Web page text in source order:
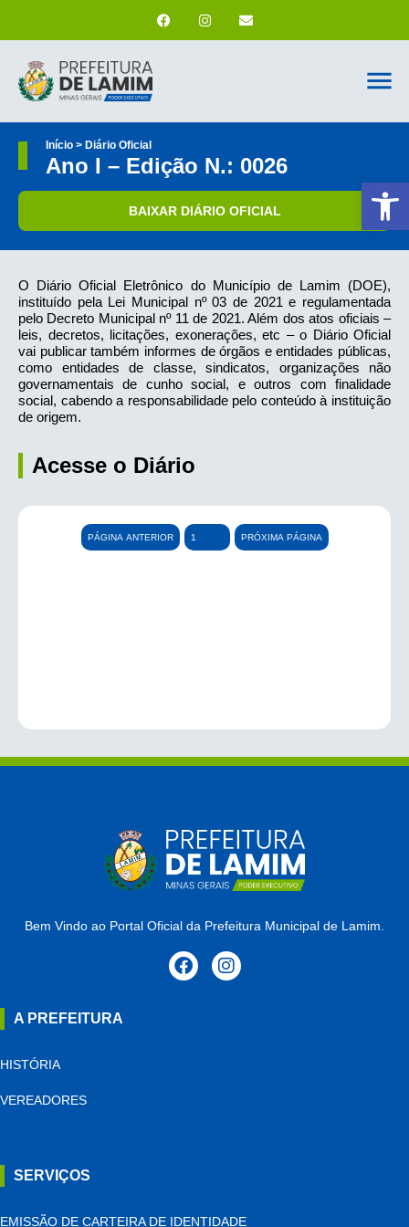
Início > Diário Oficial
Ano I – Edição N.: 0026
BAIXAR DIÁRIO OFICIAL
O Diário Oficial Eletrônico do Município de Lamim (DOE),
instituído pela Lei Municipal nº 03 de 2021 e regulamentada
pelo Decreto Municipal nº 11 de 2021. Além dos atos oficiais –
leis, decretos, licitações, exonerações, etc – o Diário Oficial
vai publicar também informes de órgãos e entidades públicas,
como entidades de classe, sindicatos, organizações não
governamentais de cunho social, e outros com finalidade
social, cabendo a responsabilidade pelo conteúdo à instituição
de origem.
Acesse o Diário
PÁGINA ANTERIOR PRÓXIMA PÁGINA
Bem Vindo ao Portal Oficial da Prefeitura Municipal de Lamim.
A PREFEITURA
HISTÓRIA
VEREADORES
SERVIÇOS
EMISSÃO DE CARTEIRA DE IDENTIDADE